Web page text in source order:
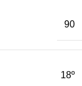
90
18º